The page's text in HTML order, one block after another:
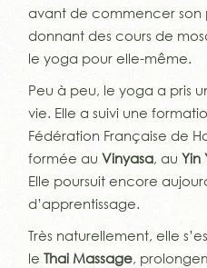
avant de commencer son
donnant des cours de
le yoga pour elle-même.
Peu à peu, le yoga a pris
vie. Elle a suivi une
Fédération Française de
formée auVinyasa, auYin
Elle poursuit encore
d’apprentissage.
Très naturellement, elle
leThai Massage,